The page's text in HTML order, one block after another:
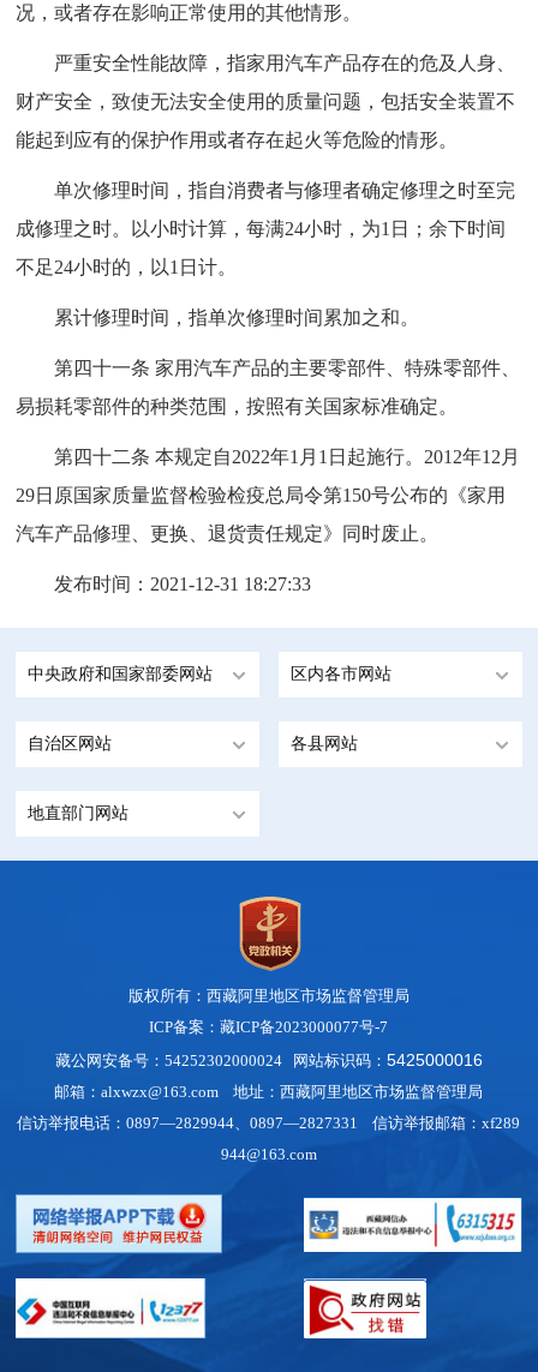
况，或者存在影响正常使用的其他情形。
严重安全性能故障，指家用汽车产品存在的危及人身、
财产安全，致使无法安全使用的质量问题，包括安全装置不
能起到应有的保护作用或者存在起火等危险的情形。
单次修理时间，指自消费者与修理者确定修理之时至完
成修理之时。以小时计算，每满24小时，为1日；余下时间
不足24小时的，以1日计。
累计修理时间，指单次修理时间累加之和。
第四十一条 家用汽车产品的主要零部件、特殊零部件、
易损耗零部件的种类范围，按照有关国家标准确定。
第四十二条 本规定自2022年1月1日起施行。2012年12月
29日原国家质量监督检验检疫总局令第150号公布的《家用
汽车产品修理、更换、退货责任规定》同时废止。
发布时间：2021-12-31 18:27:33
中央政府和国家部委网站 区内各市网站
自治区网站 各县网站
地直部门网站
版权所有：西藏阿里地区市场监督管理局
ICP备案：藏ICP备2023000077号-7
藏公网安备号：54252302000024 网站标识码： 5425000016
邮箱：alxwzx@163.com 地址：西藏阿里地区市场监督管理局
信访举报电话：0897—2829944、0897—2827331 信访举报邮箱：xf289
944@163.com